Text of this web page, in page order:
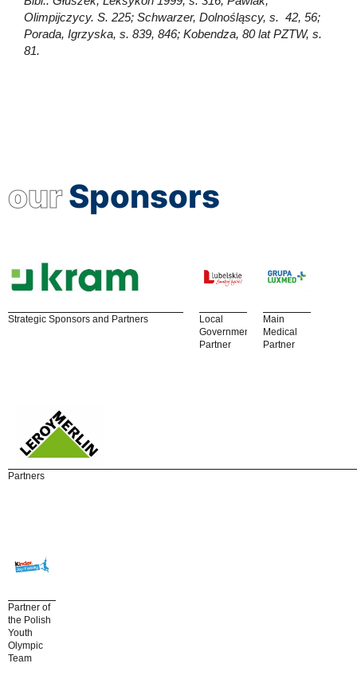
Olimpijczycy. S. 225; Schwarzer, Dolnośląscy, s. 42, 56;
Porada, Igrzyska, s. 839, 846; Kobendza, 80 lat PZTW, s.
81.
ourSponsors
Strategic Sponsors and Partners
Local
Government
Partner
Main
Medical
Partner
Partners
Partner of
the Polish
Youth
Olympic
Team